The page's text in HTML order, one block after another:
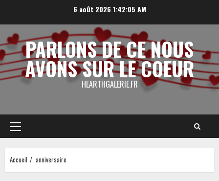
6 août 2026 1:42:06 AM
PARLONS DE CE NOUS
AVONS SUR LE COEUR
HEARTHGALERIE.FR
Menu
principal
Accueil anniversaire